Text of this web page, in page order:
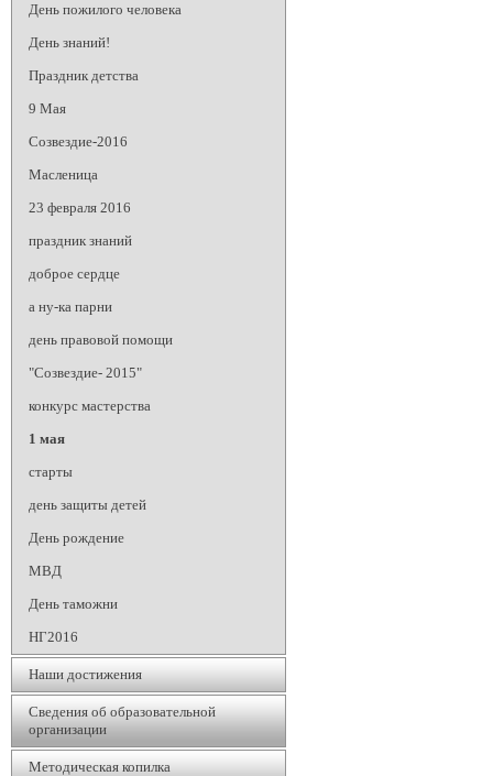
День пожилого человека
День знаний!
Праздник детства
9 Мая
Созвездие-2016
Масленица
23 февраля 2016
праздник знаний
доброе сердце
а ну-ка парни
день правовой помощи
"Созвездие- 2015"
конкурс мастерства
1 мая
старты
день защиты детей
День рождение
МВД
День таможни
НГ2016
Наши достижения
Сведения об образовательной
организации
Методическая копилка